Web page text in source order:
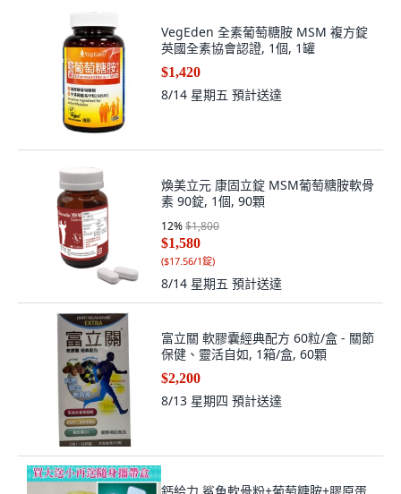
VegEden 全素葡萄糖胺 MSM 複方錠
英國全素協會認證, 1個, 1罐
$1,420
8/14 星期五 預計送達
煥美立元 康固立錠 MSM葡萄糖胺軟骨
素 90錠, 1個, 90顆
12%$1,800
$1,580
($17.56/1錠)
8/14 星期五 預計送達
富立關 軟膠囊經典配方 60粒/盒 - 關節
保健、靈活自如, 1箱/盒, 60顆
$2,200
8/13 星期四 預計送達